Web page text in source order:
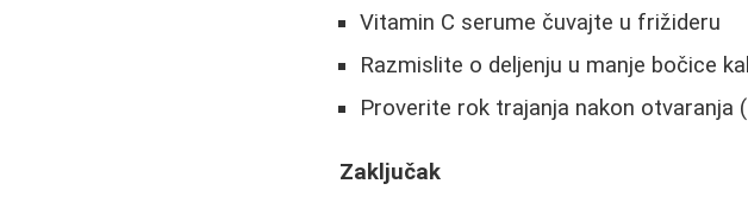
Vitamin C serume čuvajte u frižideru
Razmislite o deljenju u manje bočice
Proverite rok trajanja nakon otvaranja
Zaključak